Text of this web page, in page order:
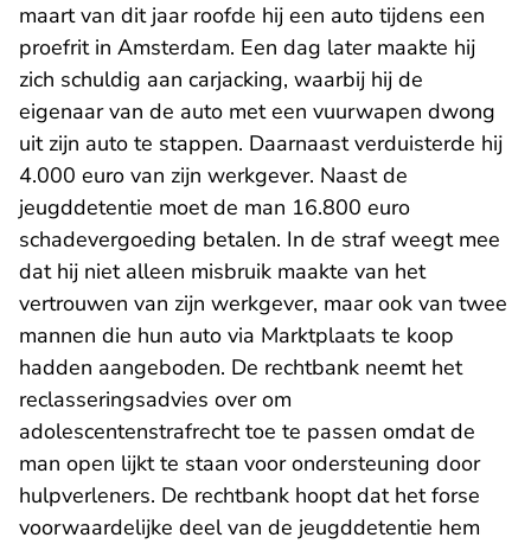
maart van dit jaar roofde hij een auto tijdens een
proefrit in Amsterdam. Een dag later maakte hij
zich schuldig aan carjacking, waarbij hij de
eigenaar van de auto met een vuurwapen dwong
uit zijn auto te stappen. Daarnaast verduisterde hij
4.000 euro van zijn werkgever. Naast de
jeugddetentie moet de man 16.800 euro
schadevergoeding betalen. In de straf weegt mee
dat hij niet alleen misbruik maakte van het
vertrouwen van zijn werkgever, maar ook van twee
mannen die hun auto via Marktplaats te koop
hadden aangeboden. De rechtbank neemt het
reclasseringsadvies over om
adolescentenstrafrecht toe te passen omdat de
man open lijkt te staan voor ondersteuning door
hulpverleners. De rechtbank hoopt dat het forse
voorwaardelijke deel van de jeugddetentie hem